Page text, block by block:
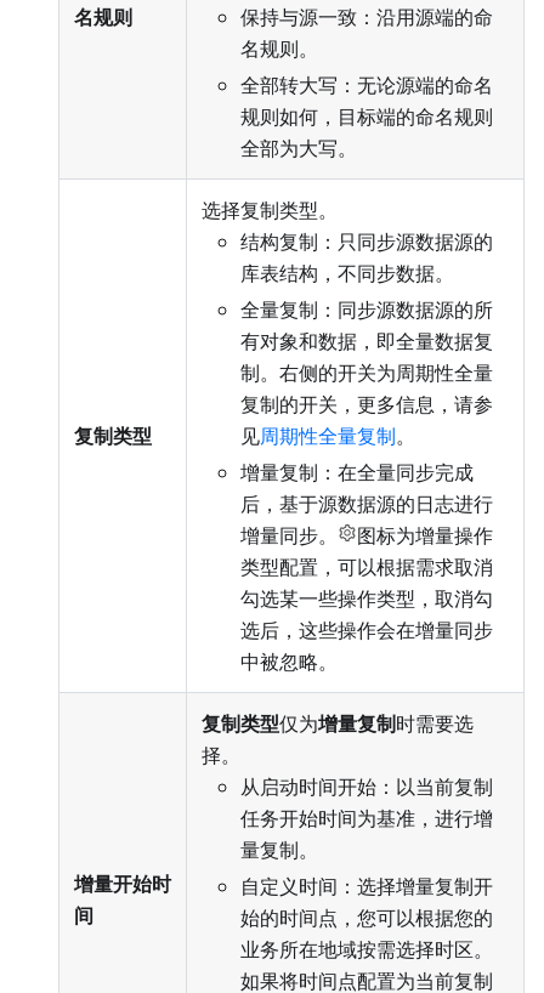
名规则
保持与源一致：沿用源端的命
名规则。
全部转大写：无论源端的命名
规则如何，目标端的命名规则
全部为大写。
复制类型
选择复制类型。
结构复制：只同步源数据源的
库表结构，不同步数据。
全量复制：同步源数据源的所
有对象和数据，即全量数据复
制。右侧的开关为周期性全量
复制的开关，更多信息，请参
见周期性全量复制。
增量复制：在全量同步完成
后，基于源数据源的日志进行
增量同步。
图标为增量操作
类型配置，可以根据需求取消
勾选某一些操作类型，取消勾
选后，这些操作会在增量同步
中被忽略。
增量开始时
间
复制类型仅为增量复制时需要选
择。
从启动时间开始：以当前复制
任务开始时间为基准，进行增
量复制。
自定义时间：选择增量复制开
始的时间点，您可以根据您的
业务所在地域按需选择时区。
如果将时间点配置为当前复制